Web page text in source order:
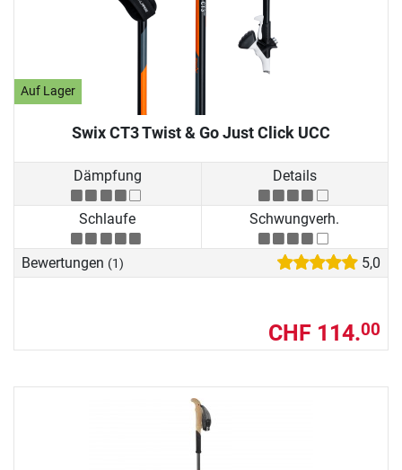
Auf Lager
Swix CT3 Twist & Go Just Click UCC
Dämpfung Details
Schlaufe Schwungverh.
Bewertungen (1) 5,0
CHF 114.00